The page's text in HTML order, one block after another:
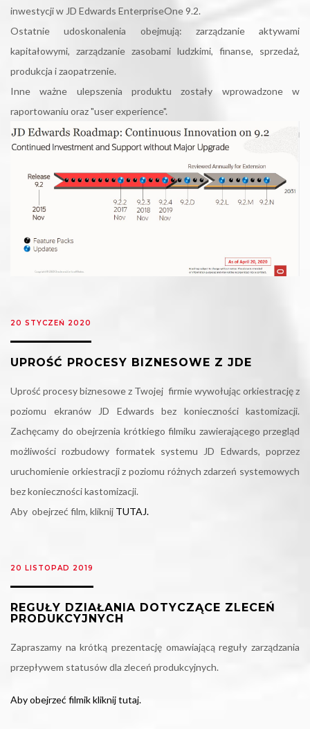
inwestycji w JD Edwards EnterpriseOne 9.2.
Ostatnie udoskonalenia obejmują: zarządzanie aktywami
kapitałowymi, zarządzanie zasobami ludzkimi, finanse, sprzedaż,
produkcja i zaopatrzenie.
Inne ważne ulepszenia produktu zostały wprowadzone w
raportowaniu oraz "user experience".
20 STYCZEŃ 2020
UPROŚĆ PROCESY BIZNESOWE Z JDE
Uprość procesy biznesowe z Twojej firmie wywołując orkiestrację z
poziomu ekranów JD Edwards bez konieczności kastomizacji.
Zachęcamy do obejrzenia krótkiego filmiku zawierającego przegląd
możliwości rozbudowy formatek systemu JD Edwards, poprzez
uruchomienie orkiestracji z poziomu różnych zdarzeń systemowych
bez konieczności kastomizacji.
Aby obejrzeć film, kliknij TUTAJ.
20 LISTOPAD 2019
REGUŁY DZIAŁANIA DOTYCZĄCE ZLECEŃ
PRODUKCYJNYCH
Zapraszamy na krótką prezentację omawiającą reguły zarządzania
przepływem statusów dla zleceń produkcyjnych.
Aby obejrzeć filmik kliknij tutaj.